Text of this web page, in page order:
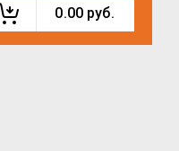
0.00 руб.